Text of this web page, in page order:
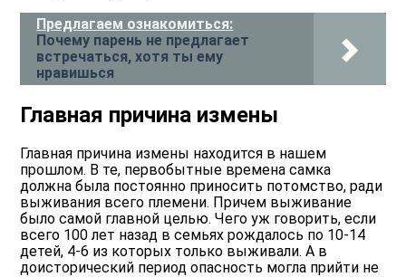
Предлагаем ознакомиться:
Почему парень не предлагает
встречаться, хотя ты ему
нравишься
Главная причина измены
Главная причина измены находится в нашем
прошлом. В те, первобытные времена самка
должна была постоянно приносить потомство, ради
выживания всего племени. Причем выживание
было самой главной целью. Чего уж говорить, если
всего 100 лет назад в семьях рождалось по 10-14
детей, 4-6 из которых только выживали. А в
доисторический период опасность могла прийти не